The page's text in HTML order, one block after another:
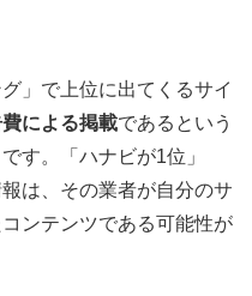
」で上位に出てくるサイ
による掲載であるという
す。「ハナビが1位」
は、その業者が自分のサ
ンテンツである可能性が